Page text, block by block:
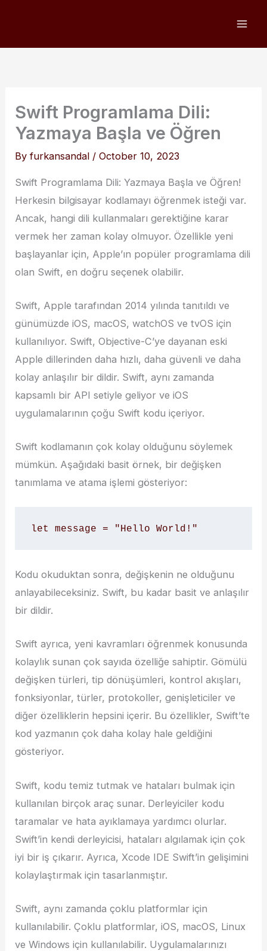
Swift Programlama Dili:
Yazmaya Başla ve Öğren
Byfurkansandal /October 10, 2023
Swift Programlama Dili: Yazmaya Başla ve Öğren!
Herkesin bilgisayar kodlamayı öğrenmek isteği var.
Ancak, hangi dili kullanmaları gerektiğine karar
vermek her zaman kolay olmuyor. Özellikle yeni
başlayanlar için, Apple’ın popüler programlama dili
olan Swift, en doğru seçenek olabilir.
Swift, Apple tarafından 2014 yılında tanıtıldı ve
günümüzde iOS, macOS, watchOS ve tvOS için
kullanılıyor. Swift, Objective-C’ye dayanan eski
Apple dillerinden daha hızlı, daha güvenli ve daha
kolay anlaşılır bir dildir. Swift, aynı zamanda
kapsamlı bir API setiyle geliyor ve iOS
uygulamalarının çoğu Swift kodu içeriyor.
Swift kodlamanın çok kolay olduğunu söylemek
mümkün. Aşağıdaki basit örnek, bir değişken
tanımlama ve atama işlemi gösteriyor:
let message = "Hello World!"
Kodu okuduktan sonra, değişkenin ne olduğunu
anlayabileceksiniz. Swift, bu kadar basit ve anlaşılır
bir dildir.
Swift ayrıca, yeni kavramları öğrenmek konusunda
kolaylık sunan çok sayıda özelliğe sahiptir. Gömülü
değişken türleri, tip dönüşümleri, kontrol akışları,
fonksiyonlar, türler, protokoller, genişleticiler ve
diğer özelliklerin hepsini içerir. Bu özellikler, Swift’te
kod yazmanın çok daha kolay hale geldiğini
gösteriyor.
Swift, kodu temiz tutmak ve hataları bulmak için
kullanılan birçok araç sunar. Derleyiciler kodu
taramalar ve hata ayıklamaya yardımcı olurlar.
Swift’in kendi derleyicisi, hataları algılamak için çok
iyi bir iş çıkarır. Ayrıca, Xcode IDE Swift’in gelişimini
kolaylaştırmak için tasarlanmıştır.
Swift, aynı zamanda çoklu platformlar için
kullanılabilir. Çoklu platformlar, iOS, macOS, Linux
ve Windows için kullanılabilir. Uygulamalarınızı